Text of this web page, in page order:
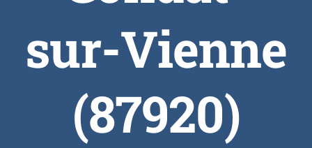
sur-Vienne
(87920)